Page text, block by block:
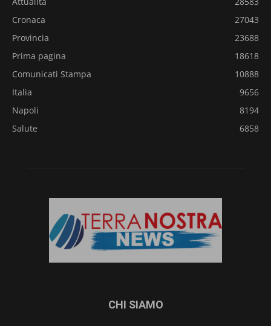
Cronaca
27043
Provincia
23688
Prima pagina
18618
Comunicati Stampa
10888
Italia
9656
Napoli
8194
Salute
6858
CHI SIAMO